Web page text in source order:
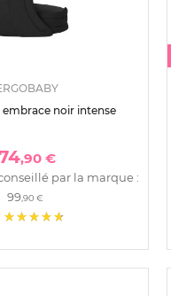
noir intense
,90 €
par la marque :
99,90 €